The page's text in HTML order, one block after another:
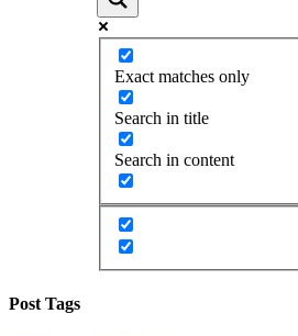
Exact matches only
Search in title
Search in content
Post Tags